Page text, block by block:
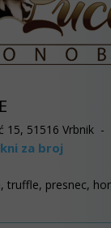
15, 51516 Vrbnik
za broj
truffle, presnec,